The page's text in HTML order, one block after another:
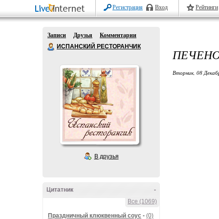
Регистрация Вход Рейтинги
Записи Друзья
Комментарии
ИСПАНСКИЙ РЕСТОРАНЧИК
В друзья
-
Цитатник
Все (1069)
Праздничный клюквенный соус - (0)
Вторник, 08